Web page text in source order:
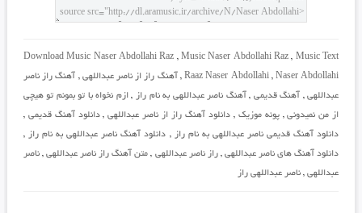
Download Music Naser Abdollahi Raz ,Music Naser Abdollahi Raz , Music Text
Raaz Naser Abdollahi, Naser Abdollahi
, آهنگ راز از ناصر عبداللهی , آهنگ راز ناصر
عبداللهی, آهنگ قدیمی , آهنگ ناصر عبداللهی به نام راز ,ازم نخواه با تو بمونم تو هیچی
از من نمیدونی,پونه موزیک ,دانلود آهنگ راز از ناصر عبداللهی,دانلود آهنگ قدیمی ,
دانلود آهنگ قدیمی ناصر عبداللهی به نام راز , دانلود آهنگ ناصر عبداللهی به نام راز ,
دانلود آهنگ های ناصر عبداللهی ,راز ناصر عبداللهی , متن آهنگ راز ناصر عبداللهی,ناصر
عبداللهی, ناصر عبداللهی راز